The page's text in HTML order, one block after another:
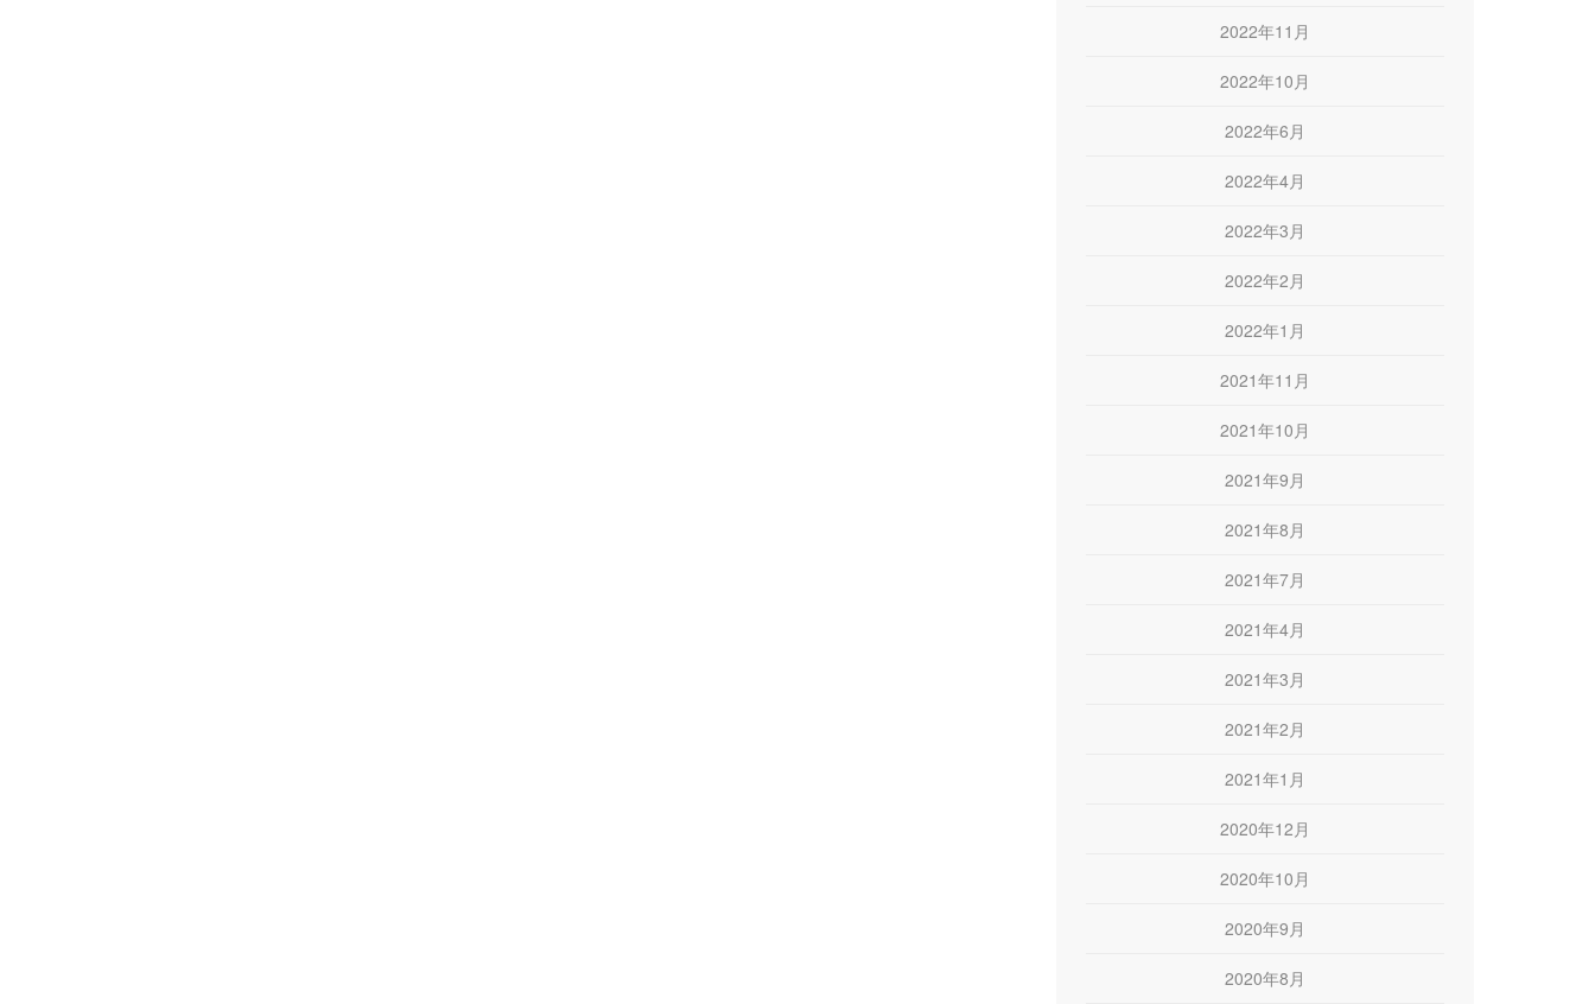
2022年11月
2022年10月
2022年6月
2022年4月
2022年3月
2022年2月
2022年1月
2021年11月
2021年10月
2021年9月
2021年8月
2021年7月
2021年4月
2021年3月
2021年2月
2021年1月
2020年12月
2020年10月
2020年9月
2020年8月